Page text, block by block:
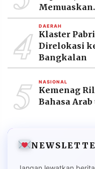
Memuaskan.
4 DAERAH
Klaster
Direlokasi
Bangkalan
5 NASIONAL
Kemenag
Bahasa